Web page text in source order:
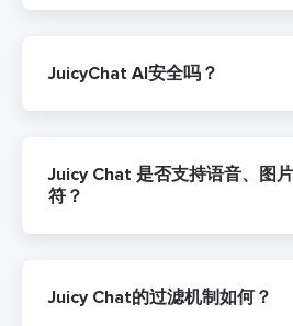
JuicyChat AI安全吗？
Juicy Chat 是否支持语音、图
符？
Juicy Chat的过滤机制如何？